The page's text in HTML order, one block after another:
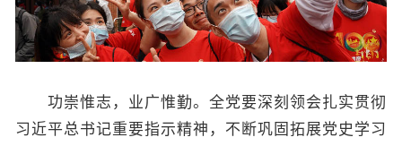
功崇惟志，业广惟勤。全党要深刻领会扎实贯彻
习近平总书记重要指示精神，不断巩固拓展党史学习